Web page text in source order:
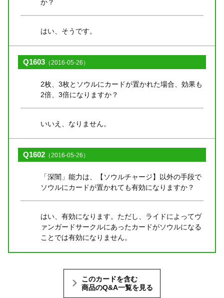
か？
はい、そうです。
Q1603 （2016-05-26）
2枚、3枚とソウルにカードが置かれた場合、効果も
2倍、3倍になりますか？
いいえ、なりません。
Q1602 （2016-05-26）
「深闇」能力は、【ソウルチャージ】以外の手段で
ソウルにカードが置かれても有効になりますか？
はい、有効になります。ただし、ライドによってヴ
ァンガードサークルにあったカードがソウルになる
ことでは有効になりません。
このカードを含む
商品のQ&A一覧を見る